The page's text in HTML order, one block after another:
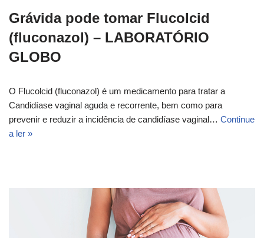
Grávida pode tomar Flucolcid
(fluconazol) – LABORATÓRIO
GLOBO
O Flucolcid (fluconazol) é um medicamento para tratar a
Candidíase vaginal aguda e recorrente, bem como para
prevenir e reduzir a incidência de candidíase vaginal… Continue
a ler »